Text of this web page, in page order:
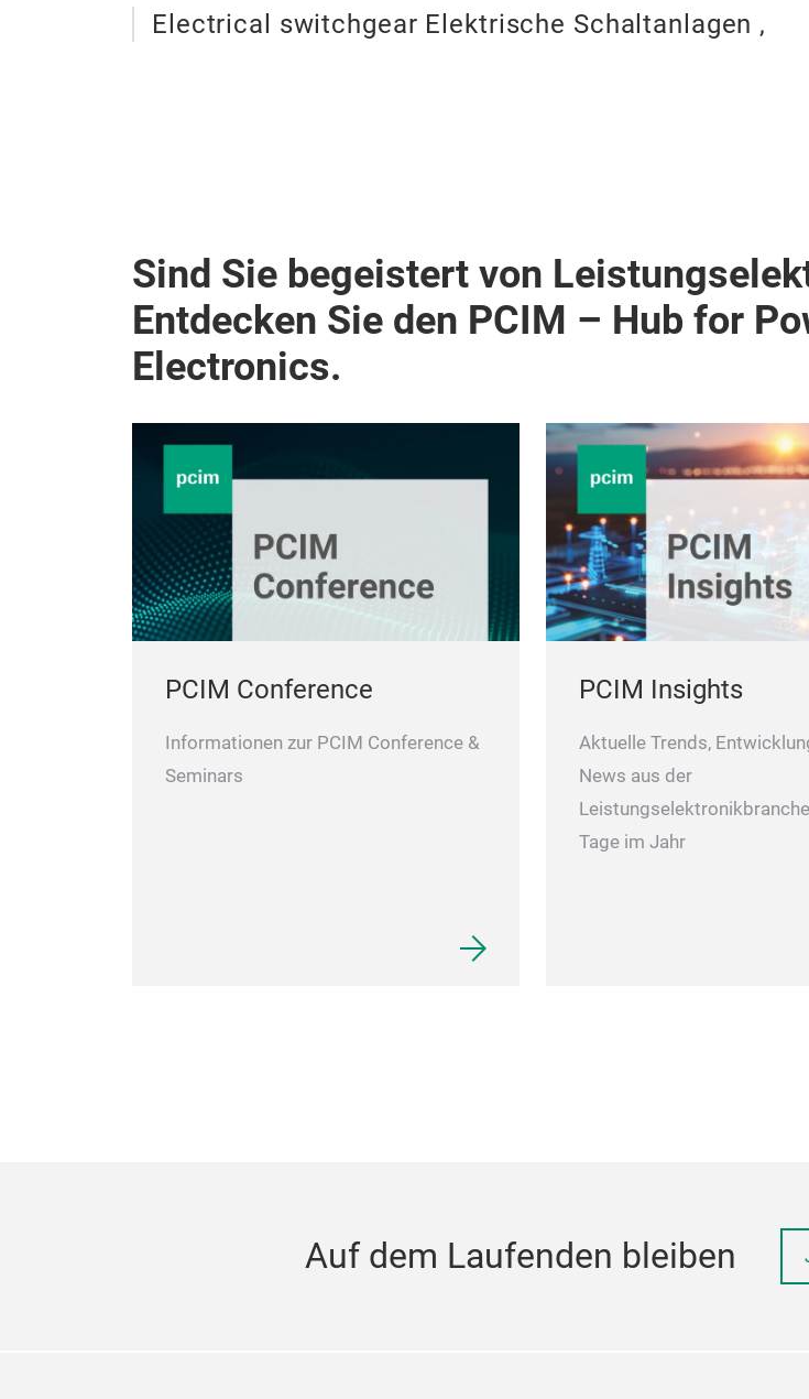
Electrical switchgear Elektrische Schaltanlagen ,
Sind Sie begeistert von
Entdecken Sie den PCIM – Hub for
Electronics.
PCIM Conference
Informationen zur PCIM Conference &
Seminars
PCIM Insights
Aktuelle Trends,
News aus der
Tage im Jahr
Auf dem Laufenden bleiben